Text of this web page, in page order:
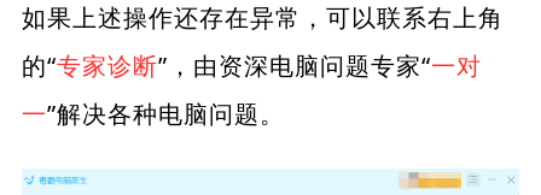
如果上述操作还存在异常，可以联系右上角
的“专家诊断”，由资深电脑问题专家“一对
一”解决各种电脑问题。